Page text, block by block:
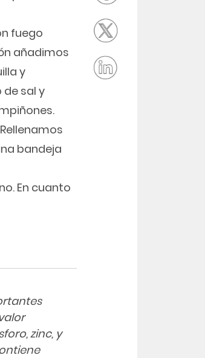
fuego
añadimos
y
sal y
bandeja
En cuanto
zinc, y